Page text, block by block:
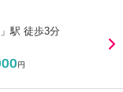
」駅 徒歩3分
円